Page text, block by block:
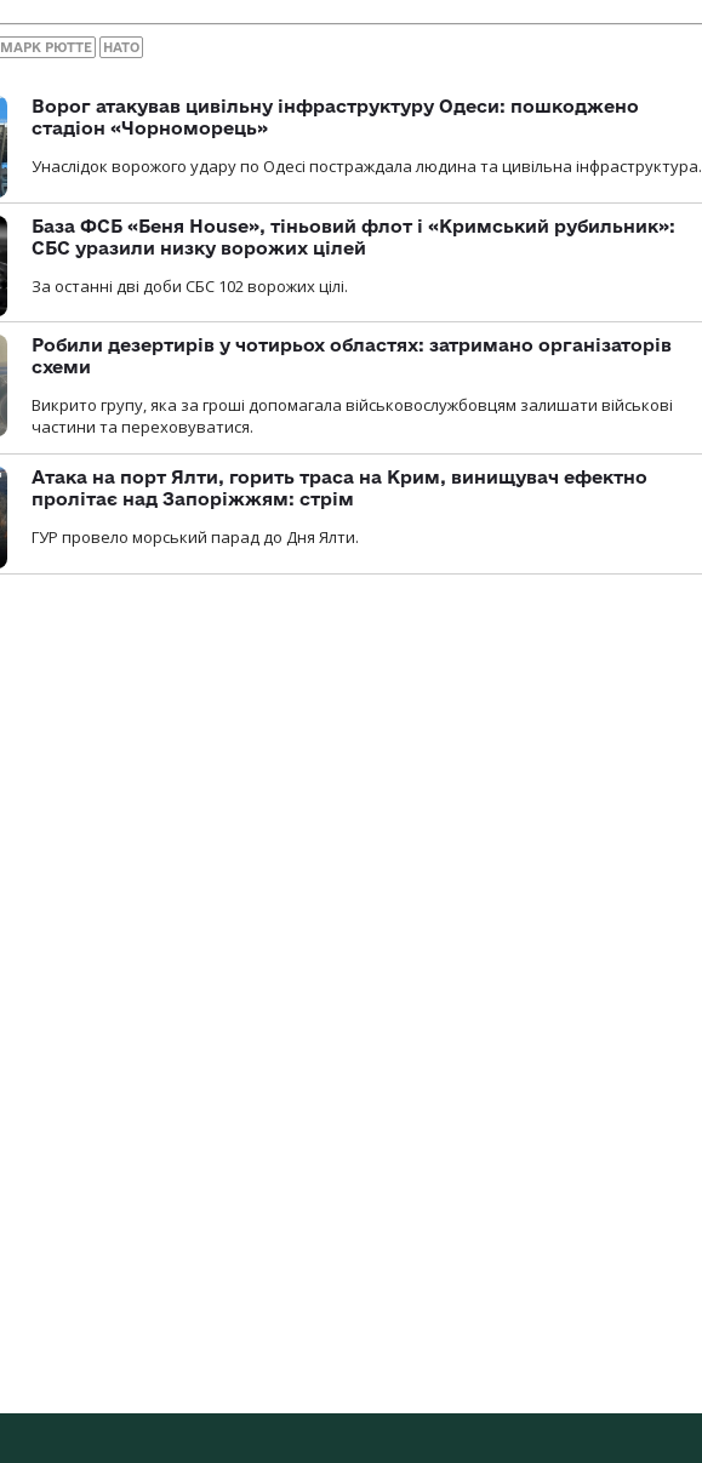
МАРК РЮТТЕ НАТО
Ворог атакував цивільну інфраструктуру Одеси: пошкоджено
стадіон «Чорноморець»
Унаслідок ворожого удару по Одесі постраждала людина та цивільна інфраструктура.
База ФСБ «Беня House», тіньовий флот і «Кримський рубильник»:
СБС уразили низку ворожих цілей
За останні дві доби СБС 102 ворожих цілі.
Робили дезертирів у чотирьох областях: затримано організаторів
схеми
Викрито групу, яка за гроші допомагала військовослужбовцям залишати військові
частини та переховуватися.
Атака на порт Ялти, горить траса на Крим, винищувач ефектно
пролітає над Запоріжжям: стрім
ГУР провело морський парад до Дня Ялти.